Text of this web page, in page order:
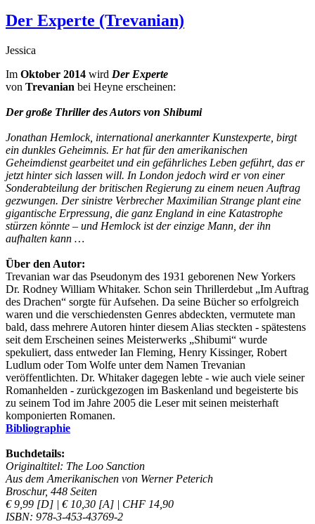
Der Experte (Trevanian)
Jessica
Im Oktober 2014 wird Der Experte
von Trevanian bei Heyne erscheinen:
Der große Thriller des Autors von Shibumi
Jonathan Hemlock, international anerkannter Kunstexperte, birgt
ein dunkles Geheimnis. Er hat für den amerikanischen
Geheimdienst gearbeitet und ein gefährliches Leben geführt, das er
jetzt hinter sich lassen will. In London jedoch wird er von einer
Sonderabteilung der britischen Regierung zu einem neuen Auftrag
gezwungen. Der sinistre Verbrecher Maximilian Strange plant eine
gigantische Erpressung, die ganz England in eine Katastrophe
stürzen könnte – und Hemlock ist der einzige Mann, der ihn
aufhalten kann …
Über den Autor:
Trevanian war das Pseudonym des 1931 geborenen New Yorkers
Dr. Rodney William Whitaker. Schon sein Thrillerdebut „Im Auftrag
des Drachen“ sorgte für Aufsehen. Da seine Bücher so erfolgreich
waren und die verschiedensten Genres abdeckten, vermutete man
bald, dass mehrere Autoren hinter diesem Alias steckten - spätestens
seit dem Erscheinen seines Meisterwerks „Shibumi“ wurde
spekuliert, dass entweder Ian Fleming, Henry Kissinger, Robert
Ludlum oder Tom Wolfe unter dem Namen Trevanian
veröffentlichten. Dr. Whitaker dagegen lebte - wie auch viele seiner
Romanhelden - zurückgezogen im Baskenland und begeisterte bis
zu seinem Tod im Jahre 2005 die Leser mit seinen meisterhaft
komponierten Romanen.
Bibliographie
Buchdetails:
Originaltitel: The Loo Sanction
Aus dem Amerikanischen von Werner Peterich
Broschur, 448 Seiten
€ 9,99 [D] | € 10,30 [A] | CHF 14,90
ISBN: 978-3-453-43769-2